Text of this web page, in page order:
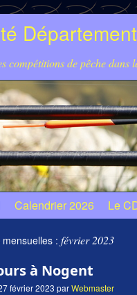
compétitions de pêche dans
Calendrier 2026 Le
: février 2023
à Nogent
février 2023 parWebmaster